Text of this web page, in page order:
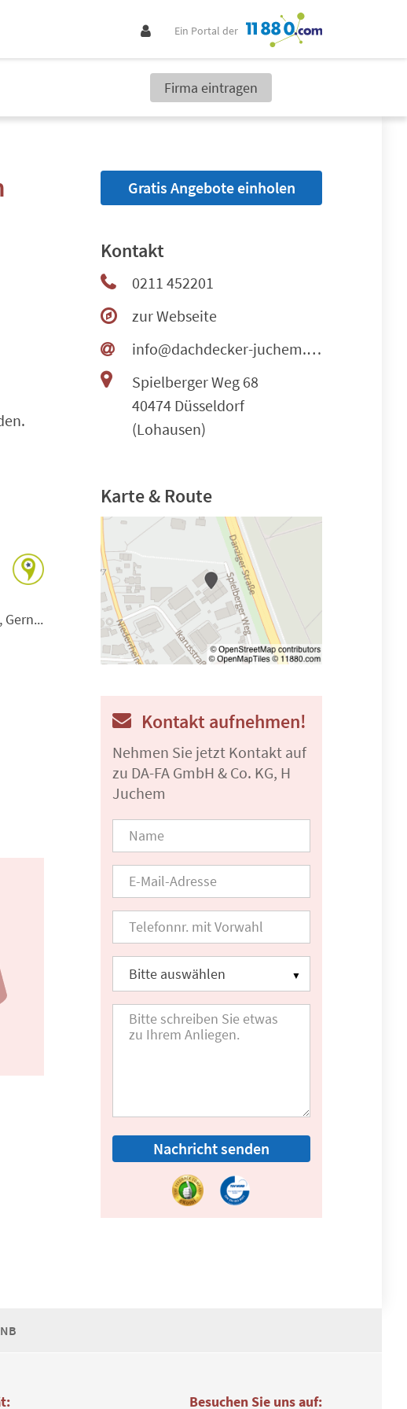
Ein Portal der
Firma eintragen
Gratis Angebote einholen
Kontakt
0211 452201
zur Webseite
info@dachdecker-juchem.de
Spielberger Weg 68
40474 Düsseldorf
(Lohausen)
Karte & Route
Kontakt aufnehmen!
Nehmen Sie jetzt Kontakt auf
zu DA-FA GmbH & Co. KG, H
Juchem
Nachricht senden
Besuchen Sie uns auf: